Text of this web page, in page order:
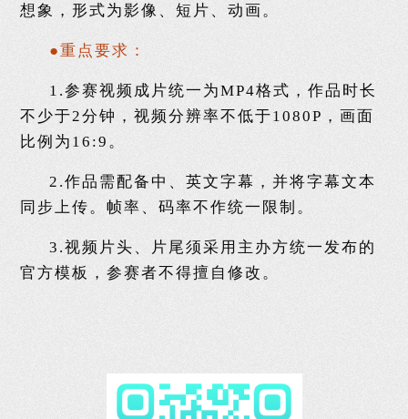
想象，形式为影像、短片、动画。
●重点要求：
1.参赛视频成片统一为MP4格式，作品时长
不少于2分钟，视频分辨率不低于1080P，画面
比例为16:9。
2.作品需配备中、英文字幕，并将字幕文本
同步上传。帧率、码率不作统一限制。
3.视频片头、片尾须采用主办方统一发布的
官方模板，参赛者不得擅自修改。